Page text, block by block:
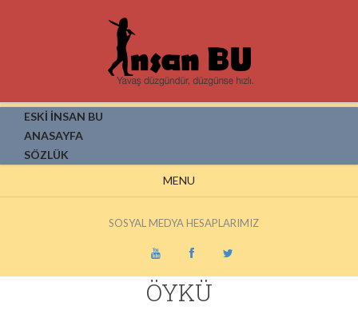
ESKİ İNSAN BU
ANASAYFA
SÖZLÜK
MENU
SOSYAL MEDYA HESAPLARIMIZ
ÖYKÜ